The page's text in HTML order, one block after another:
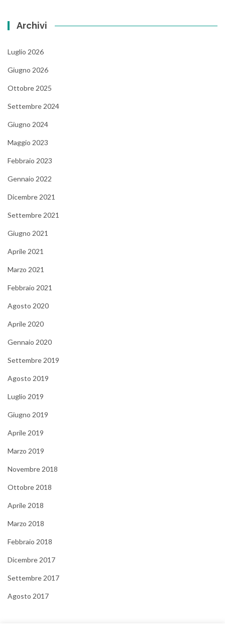
Archivi
Luglio 2026
Giugno 2026
Ottobre 2025
Settembre 2024
Giugno 2024
Maggio 2023
Febbraio 2023
Gennaio 2022
Dicembre 2021
Settembre 2021
Giugno 2021
Aprile 2021
Marzo 2021
Febbraio 2021
Agosto 2020
Aprile 2020
Gennaio 2020
Settembre 2019
Agosto 2019
Luglio 2019
Giugno 2019
Aprile 2019
Marzo 2019
Novembre 2018
Ottobre 2018
Aprile 2018
Marzo 2018
Febbraio 2018
Dicembre 2017
Settembre 2017
Agosto 2017